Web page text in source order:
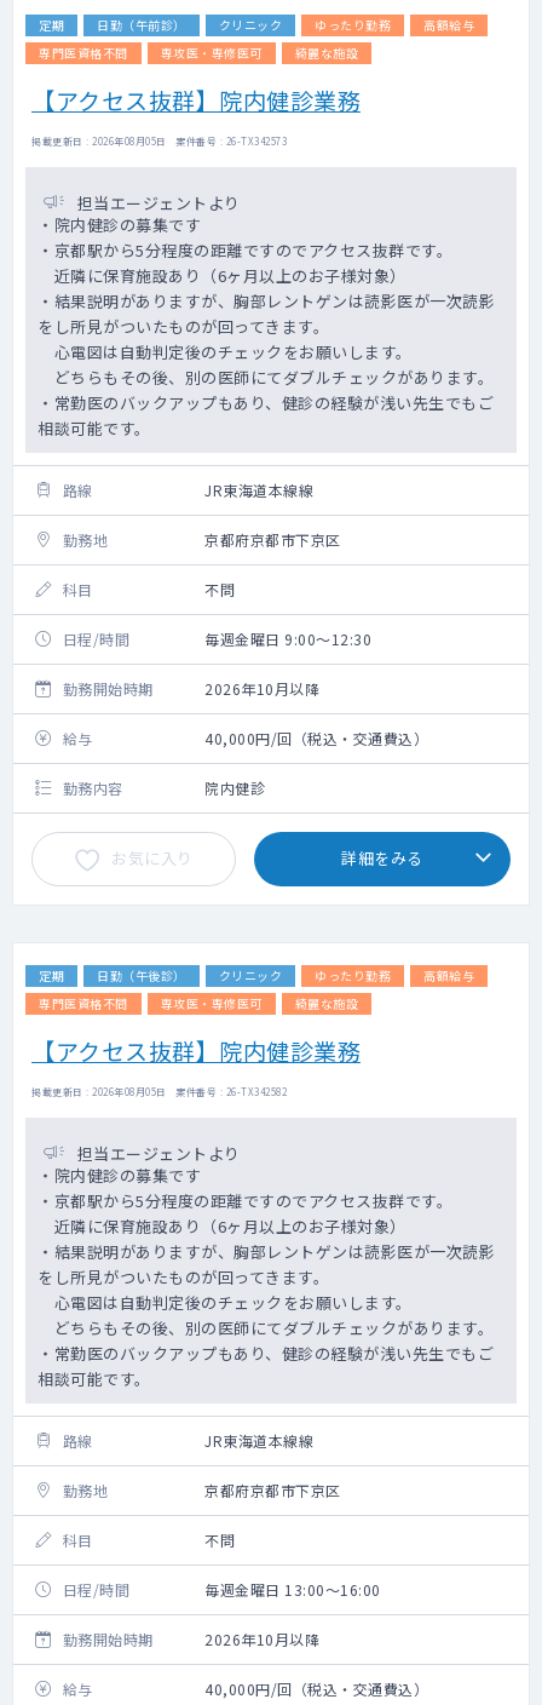
定期 日勤（午前診） クリニック ゆったり勤務
高額給与
専門医資格不問
専攻医・専修医可 綺麗な施設
【アクセス抜群】院内健診業務
掲載更新日 : 2026年08月05日 案件番号 : 26-TX342573
担当エージェントより
・院内健診の募集です
・京都駅から5分程度の距離ですのでアクセス抜群です。
近隣に保育施設あり（6ヶ月以上のお子様対象）
・結果説明がありますが、胸部レントゲンは読影医が一次読影
をし所見がついたものが回ってきます。
心電図は自動判定後のチェックをお願いします。
どちらもその後、別の医師にてダブルチェックがあります。
・常勤医のバックアップもあり、健診の経験が浅い先生でもご
相談可能です。
路線 JR東海道本線線
勤務地 京都府京都市下京区
科目 不問
日程/時間 毎週金曜日 9:00～12:30
勤務開始時期 2026年10月以降
給与 40,000円/回（税込・交通費込）
勤務内容 院内健診
お気に入り 詳細をみる
定期 日勤（午後診） クリニック ゆったり勤務
高額給与
専門医資格不問
専攻医・専修医可 綺麗な施設
【アクセス抜群】院内健診業務
掲載更新日 : 2026年08月05日 案件番号 : 26-TX342582
担当エージェントより
・院内健診の募集です
・京都駅から5分程度の距離ですのでアクセス抜群です。
近隣に保育施設あり（6ヶ月以上のお子様対象）
・結果説明がありますが、胸部レントゲンは読影医が一次読影
をし所見がついたものが回ってきます。
心電図は自動判定後のチェックをお願いします。
どちらもその後、別の医師にてダブルチェックがあります。
・常勤医のバックアップもあり、健診の経験が浅い先生でもご
相談可能です。
路線 JR東海道本線線
勤務地 京都府京都市下京区
科目 不問
日程/時間 毎週金曜日 13:00～16:00
勤務開始時期 2026年10月以降
給与 40,000円/回（税込・交通費込）